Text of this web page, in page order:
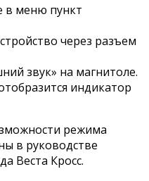
в меню пункт
через разъем
звук» на магнитоле.
индикатор
режима
в руководстве
Веста Кросс.